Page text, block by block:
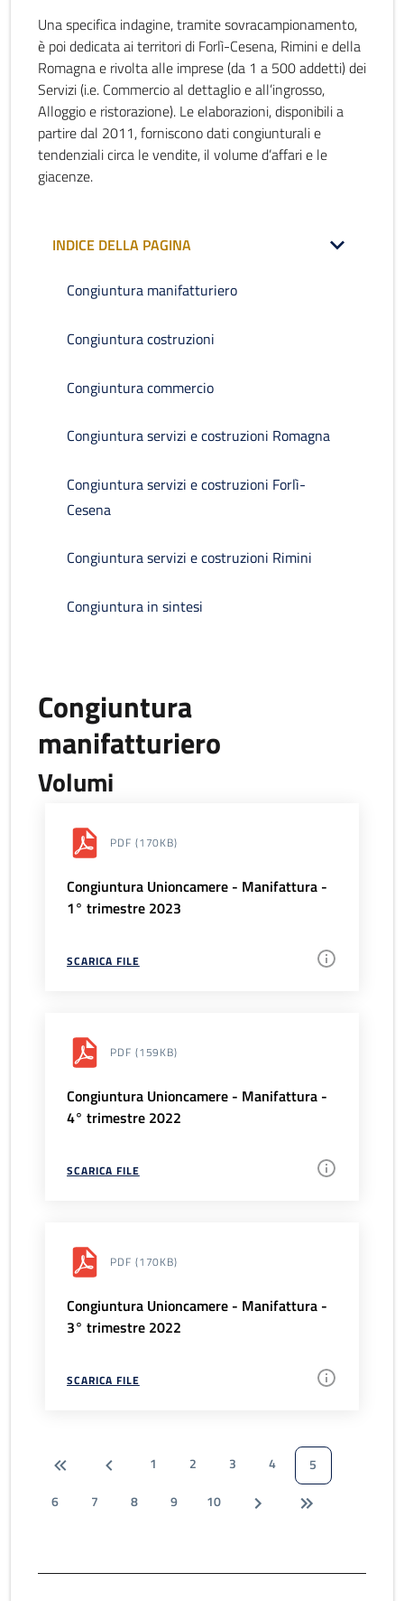
Una specifica indagine, tramite sovracampionamento,
è poi dedicata ai territori di Forlì-Cesena, Rimini e della
Romagna e rivolta alle imprese (da 1 a 500 addetti) dei
Servizi (i.e. Commercio al dettaglio e all’ingrosso,
Alloggio e ristorazione). Le elaborazioni, disponibili a
partire dal 2011, forniscono dati congiunturali e
tendenziali circa le vendite, il volume d’affari e le
giacenze.
INDICE DELLA PAGINA
Congiuntura manifatturiero
Congiuntura costruzioni
Congiuntura commercio
Congiuntura servizi e costruzioni Romagna
Congiuntura servizi e costruzioni Forlì-
Cesena
Congiuntura servizi e costruzioni Rimini
Congiuntura in sintesi
Congiuntura
manifatturiero
Volumi
PDF (170KB)
Congiuntura Unioncamere - Manifattura -
1° trimestre 2023
SCARICA FILE
PDF (159KB)
Congiuntura Unioncamere - Manifattura -
4° trimestre 2022
SCARICA FILE
PDF (170KB)
Congiuntura Unioncamere - Manifattura -
3° trimestre 2022
SCARICA FILE
1 2 3 4
5
6
7 8 9 10